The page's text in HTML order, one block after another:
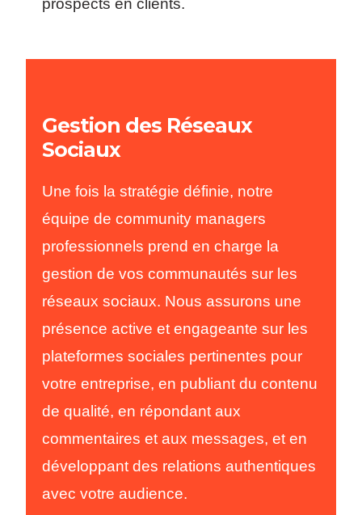
prospects en clients.
Gestion des Réseaux
Sociaux
Une fois la stratégie définie, notre
équipe de community managers
professionnels prend en charge la
gestion de vos communautés sur les
réseaux sociaux. Nous assurons une
présence active et engageante sur les
plateformes sociales pertinentes pour
votre entreprise, en publiant du contenu
de qualité, en répondant aux
commentaires et aux messages, et en
développant des relations authentiques
avec votre audience.